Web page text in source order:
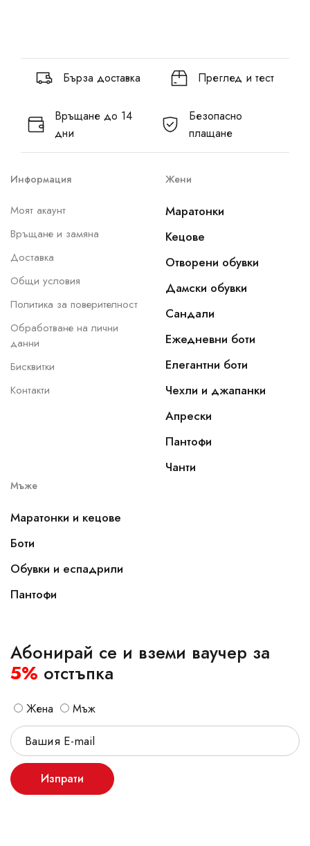
Бърза доставка Преглед и тест
Връщане до 14
дни
Безопасно
плащане
Информация
Моят акаунт
Връщане и замяна
Доставка
Общи условия
Политика за поверителност
Обработване на лични
данни
Бисквитки
Контакти
Жени
Маратонки
Кецове
Отворени обувки
Дамски обувки
Сандали
Ежедневни боти
Елегантни боти
Чехли и джапанки
Апрески
Пантофи
Чанти
Мъже
Маратонки и кецове
Боти
Обувки и еспадрили
Пантофи
Абонирай се и вземи ваучер за
5% отстъпка
Жена Мъж
Изпрати